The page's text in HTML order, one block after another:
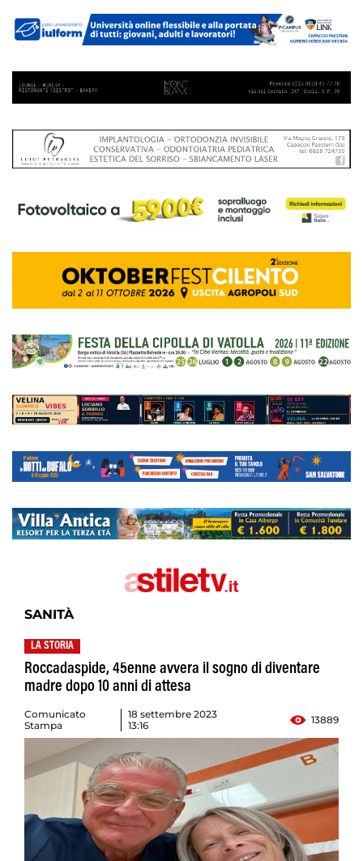
SANITÀ
LA STORIA
Roccadaspide, 45enne avvera il sogno di diventare
madre dopo 10 anni di attesa
Comunicato
Stampa
18 settembre 2023
13:16
13889